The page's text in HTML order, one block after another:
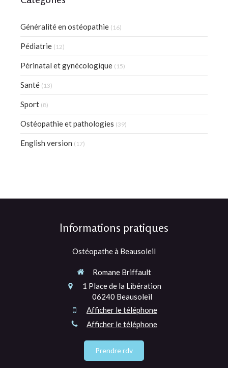
Généralité en ostéopathie (16)
Pédiatrie (12)
Périnatal et gynécologique (15)
Santé (13)
Sport (8)
Ostéopathie et pathologies (39)
English version (17)
Informations pratiques
Ostéopathe à Beausoleil
Romane Briffault
1 Place de la Libération
06240 Beausoleil
Afficher le téléphone
Afficher le téléphone
Prendre rdv